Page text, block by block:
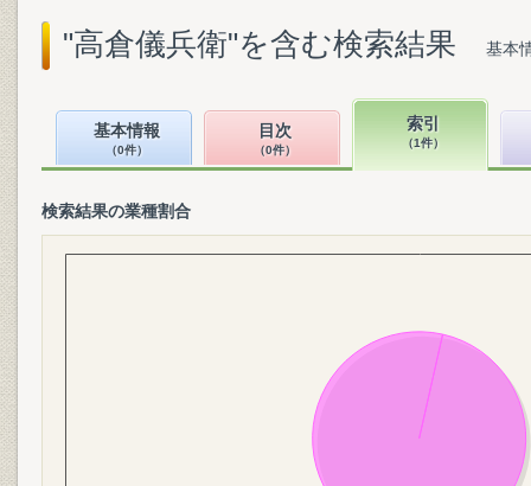
"高倉儀兵衛"を含む検索結果 基本
基本情報
（0件）
目次
（0件）
索引
（1件）
検索結果の業種割合